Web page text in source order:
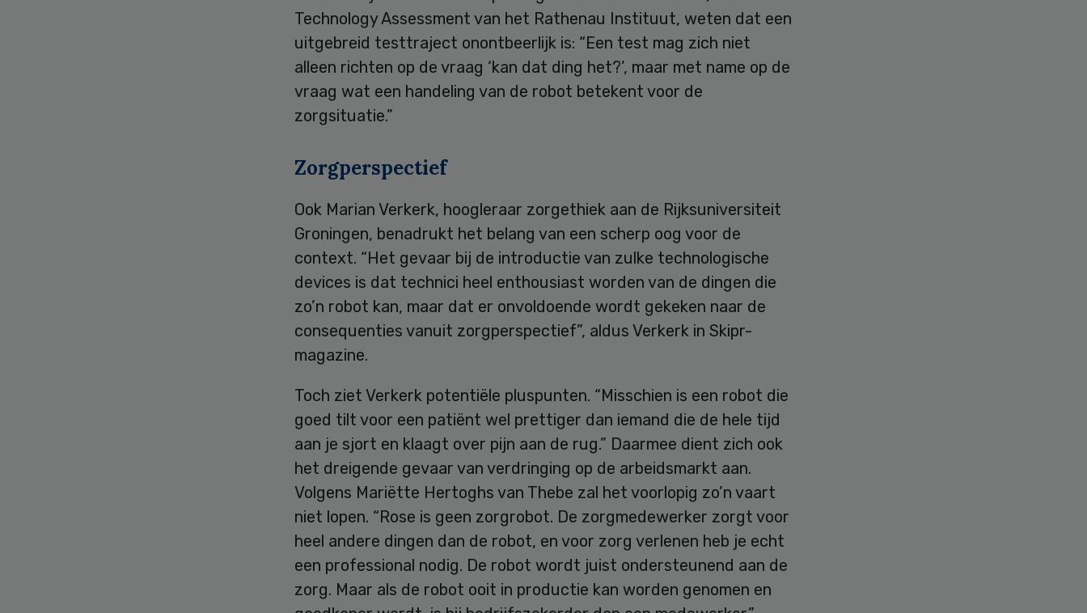
Technology Assessment van het Rathenau Instituut, weten dat een
uitgebreid testtraject onontbeerlijk is: “Een test mag zich niet
alleen richten op de vraag ‘kan dat ding het?’, maar met name op de
vraag wat een handeling van de robot betekent voor de
zorgsituatie.”
Zorgperspectief
Ook Marian Verkerk, hoogleraar zorgethiek aan de Rijksuniversiteit
Groningen, benadrukt het belang van een scherp oog voor de
context. “Het gevaar bij de introductie van zulke technologische
devices is dat technici heel enthousiast worden van de dingen die
zo’n robot kan, maar dat er onvoldoende wordt gekeken naar de
consequenties vanuit zorgperspectief”, aldus Verkerk in Skipr-
magazine.
Toch ziet Verkerk potentiële pluspunten. “Misschien is een robot die
goed tilt voor een patiënt wel prettiger dan iemand die de hele tijd
aan je sjort en klaagt over pijn aan de rug.” Daarmee dient zich ook
het dreigende gevaar van verdringing op de arbeidsmarkt aan.
Volgens Mariëtte Hertoghs van Thebe zal het voorlopig zo’n vaart
niet lopen. “Rose is geen zorgrobot. De zorgmedewerker zorgt voor
heel andere dingen dan de robot, en voor zorg verlenen heb je echt
een professional nodig. De robot wordt juist ondersteunend aan de
zorg. Maar als de robot ooit in productie kan worden genomen en